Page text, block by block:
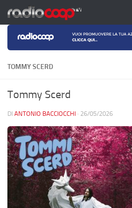
Salta al contenuto
TOMMY SCERD
Tommy Scerd
DI ANTONIO BACCIOCCHI · 26/05/2026